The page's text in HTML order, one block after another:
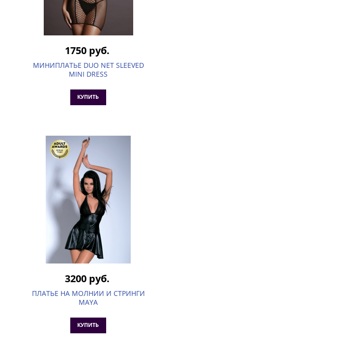
1750 руб.
МИНИПЛАТЬЕ DUO NET SLEEVED
MINI DRESS
КУПИТЬ
3200 руб.
ПЛАТЬЕ НА МОЛНИИ И СТРИНГИ
MAYA
КУПИТЬ